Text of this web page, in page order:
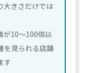
大きさだけでは
が10〜100倍以
を見られる店舗
す